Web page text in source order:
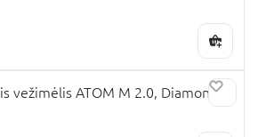
vežimėlis ATOM M 2.0, Diamond